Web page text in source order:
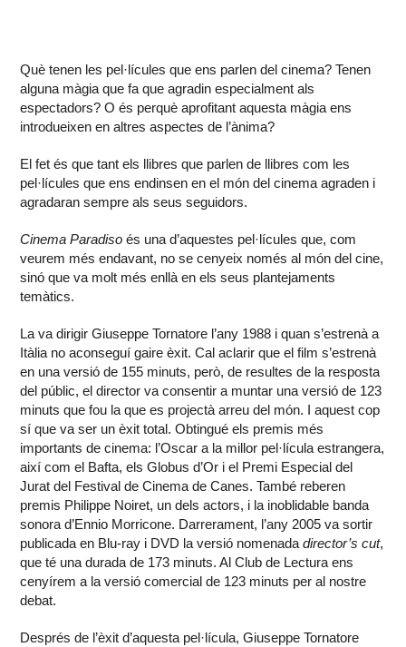
Què tenen les pel·lícules que ens parlen del cinema? Tenen
alguna màgia que fa que agradin especialment als
espectadors? O és perquè aprofitant aquesta màgia ens
introdueixen en altres aspectes de l’ànima?
El fet és que tant els llibres que parlen de llibres com les
pel·lícules que ens endinsen en el món del cinema agraden i
agradaran sempre als seus seguidors.
Cinema Paradiso és una d’aquestes pel·lícules que, com
veurem més endavant, no se cenyeix només al món del cine,
sinó que va molt més enllà en els seus plantejaments
temàtics.
La va dirigir Giuseppe Tornatore l’any 1988 i quan s’estrenà a
Itàlia no aconseguí gaire èxit. Cal aclarir que el film s’estrenà
en una versió de 155 minuts, però, de resultes de la resposta
del públic, el director va consentir a muntar una versió de 123
minuts que fou la que es projectà arreu del món. I aquest cop
sí que va ser un èxit total. Obtingué els premis més
importants de cinema: l’Oscar a la millor pel·lícula estrangera,
així com el Bafta, els Globus d’Or i el Premi Especial del
Jurat del Festival de Cinema de Canes. També reberen
premis Philippe Noiret, un dels actors, i la inoblidable banda
sonora d’Ennio Morricone. Darrerament, l’any 2005 va sortir
publicada en Blu-ray i DVD la versió nomenadadirector’s cut,
que té una durada de 173 minuts. Al Club de Lectura ens
cenyírem a la versió comercial de 123 minuts per al nostre
debat.
Després de l’èxit d’aquesta pel·lícula, Giuseppe Tornatore